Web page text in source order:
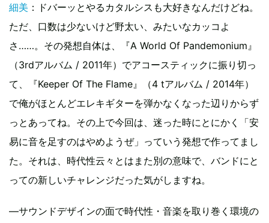
細美 ：ドバーッとやるカタルシスも大好きなんだけどね。
ただ、口数は少ないけど野太い、みたいなカッコよ
さ……。その発想自体は、『A World Of Pandemonium』
（3rdアルバム / 2011年）でアコースティックに振り切っ
て、『Keeper Of The Flame』（4 tアルバム / 2014年）
で俺がほとんどエレキギターを弾かなくなった辺りからず
っとあってね。その上で今回は、迷った時にとにかく「安
易に音を足すのはやめようぜ」っていう発想で作ってまし
た。それは、時代性云々とはまた別の意味で、バンドにと
っての新しいチャレンジだった気がしますね。
―サウンドデザインの面で時代性・音楽を取り巻く環境の